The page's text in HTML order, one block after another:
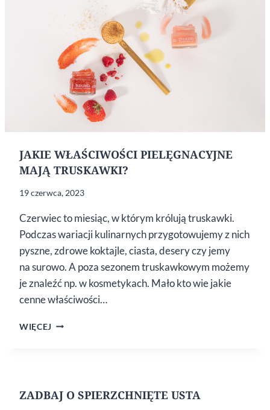
JAKIE WŁAŚCIWOŚCI PIELĘGNACYJNE
MAJĄ TRUSKAWKI?
19 czerwca, 2023
Czerwiec to miesiąc, w którym królują truskawki.
Podczas wariacji kulinarnych przygotowujemy z nich
pyszne, zdrowe koktajle, ciasta, desery czy jemy
na surowo. A poza sezonem truskawkowym możemy
je znaleźć np. w kosmetykach. Mało kto wie jakie
cenne właściwości…
WIĘCEJ JAKIE
ZADBAJ O SPIERZCHNIĘTE USTA